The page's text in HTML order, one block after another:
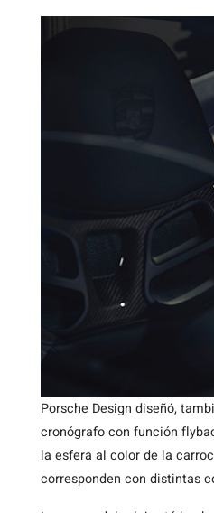
Porsche Design diseñó,
cronógrafo con función
la esfera al color de la
corresponden con distintas